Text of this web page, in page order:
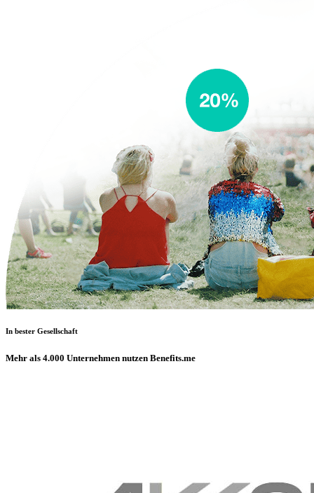
In bester Gesellschaft
Mehr als 4.000 Unternehmen nutzen Benefits.me